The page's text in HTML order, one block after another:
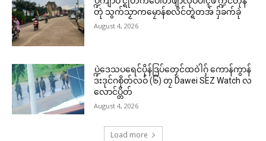
တုဲ သွက်သၟာကမၠောန်စလိင်တ္ရဲတအ် ဒှ်ခက်ခုဲ
August 4, 2026
ပ္ဍဲဒေသပရေင်ပိုန်ဒြပ်တၟေင်ထဝဲါဂှ် ကောန်ကွာန်
ဒးဒုင်ဂစိုတ်လဝ် (၆) တၠ Dawei SEZ Watch လ
လောင်ပ္တိတ်
August 4, 2026
Load more